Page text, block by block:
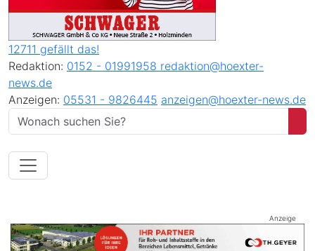
12711 gefällt das!
Redaktion: 0152 - 01991958 redaktion@hoexter-
news.de
Anzeigen: 05531 - 9826445 anzeigen@hoexter-news.de
Anzeige